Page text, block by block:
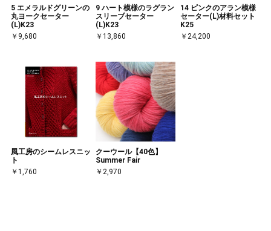
5 エメラルドグリーンの
丸ヨークセーター
(L)K23
￥9,680
9 ハート模様のラグラン
スリーブセーター
(L)K23
￥13,860
14 ピンクのアラン模様
セーター(L)材料セット
K25
￥24,200
風工房のシームレスニッ
ト
￥1,760
クーウール【40色】
Summer Fair
￥2,970